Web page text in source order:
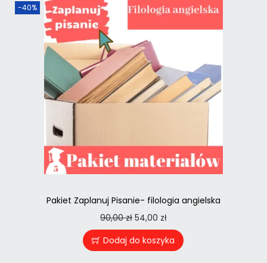
-40%
Pakiet Zaplanuj Pisanie- filologia angielska
90,00zł 54,00 zł
Dodaj do koszyka